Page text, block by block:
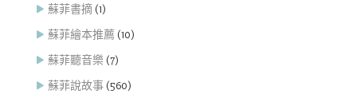
蘇菲書摘 (1)
蘇菲繪本推薦 (10)
蘇菲聽音樂 (7)
蘇菲說故事 (560)